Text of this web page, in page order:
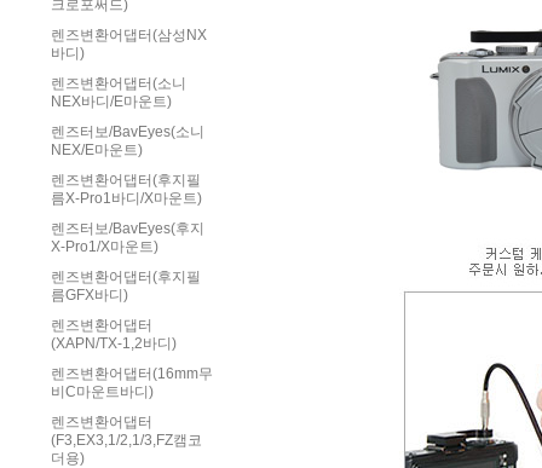
크로포써드)
렌즈변환어댑터(삼성NX
바디)
렌즈변환어댑터(소니
NEX바디/E마운트)
렌즈터보/BavEyes(소니
NEX/E마운트)
렌즈변환어댑터(후지필
름X-Pro1바디/X마운트)
렌즈터보/BavEyes(후지
X-Pro1/X마운트)
렌즈변환어댑터(후지필
름GFX바디)
렌즈변환어댑터
(XAPN/TX-1,2바디)
렌즈변환어댑터(16mm무
비C마운트바디)
렌즈변환어댑터
(F3,EX3,1/2,1/3,FZ캠코
더용)